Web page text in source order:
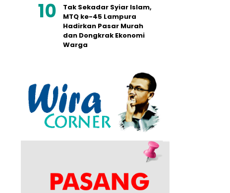
Tak Sekadar Syiar Islam,
MTQ ke-45 Lampura
Hadirkan Pasar Murah
dan Dongkrak Ekonomi
Warga